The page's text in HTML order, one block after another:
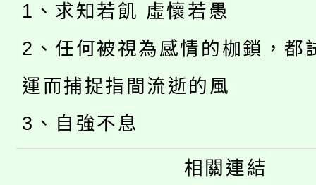
1、求知若飢 虛懷若愚
2、任何被視為感情的枷鎖，都
運而捕捉指間流逝的風
3、自強不息
相關連結